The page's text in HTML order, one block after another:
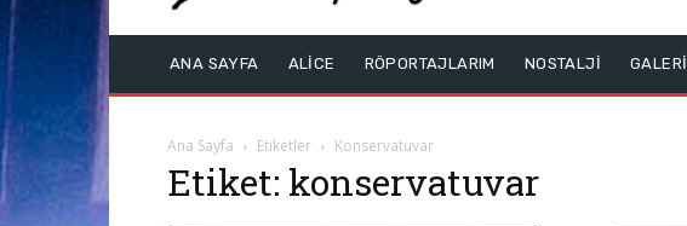
ANA SAYFA ALİCE RÖPORTAJLARIM NOSTALJİ GALERİ
Ana Sayfa Etiketler Konservatuvar
Etiket: konservatuvar